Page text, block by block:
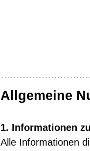
Allgemeine
1. Informationen
Alle Informationen